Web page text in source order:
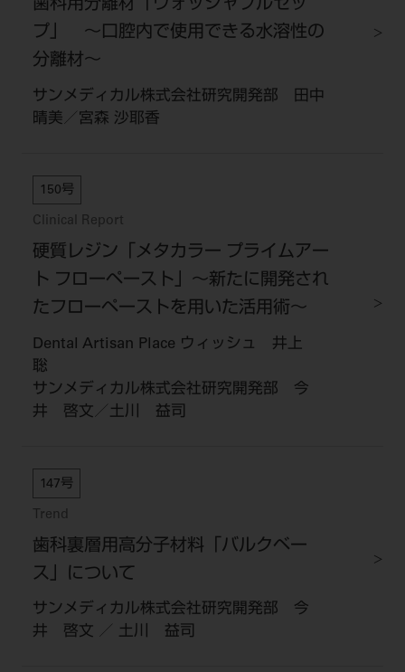
歯科用分離材「ウォッシャブルセッ
プ」 ～口腔内で使用できる水溶性の
分離材～
サンメディカル株式会社研究開発部 田中
晴美／宮森 沙耶香
150号
Clinical Report
硬質レジン「メタカラー プライムアー
ト フローペースト」～新たに開発され
たフローペーストを用いた活用術～
Dental Artisan Place ウィッシュ 井上
聡
サンメディカル株式会社研究開発部 今
井 啓文／土川 益司
147号
Trend
歯科裏層用高分子材料「バルクベー
ス」について
サンメディカル株式会社研究開発部 今
井 啓文 ／ 土川 益司